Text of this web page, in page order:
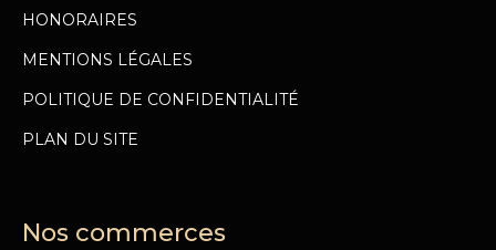
HONORAIRES
MENTIONS LÉGALES
POLITIQUE DE CONFIDENTIALITÉ
PLAN DU SITE
Nos commerces